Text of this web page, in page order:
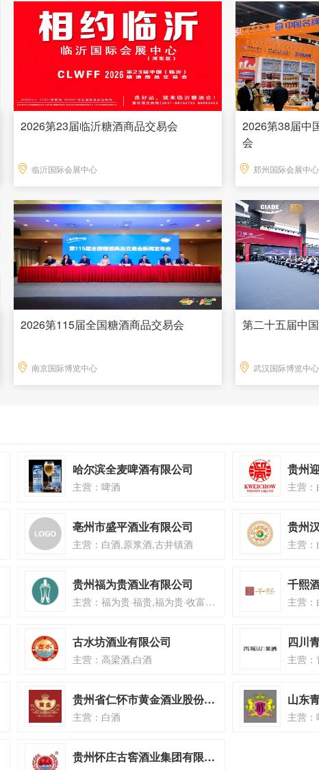
2026第23届临沂糖酒商品交易会
临沂国际会展中心
2026第38届中
会
郑州国际会展中心
2026第115届全国糖酒商品交易会
南京国际博览中心
第二十五届中
武汉国际博览中心
哈尔滨全麦啤酒有限公司
主营：啤酒
贵州
主营：
亳州市盛平酒业有限公司
主营：白酒,原浆酒,古井镇酒
贵州
主营：
贵州福为贵酒业有限公司
主营：福为贵·福贵,福为贵·收富,福为贵·贵人
千熙
主营：
古水坊酒业有限公司
主营：高梁酒,白酒
四川
贵州省仁怀市黄金酒业股份有限公司
主营：白酒
山东
主营
贵州怀庄古窖酒业集团有限公司